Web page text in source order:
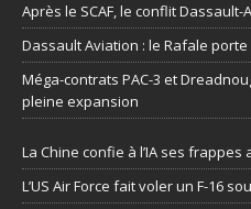
Après le SCAF, le conflit Dassault-
Dassault Aviation : le Rafale
Méga-contrats PAC-3 et
pleine expansion
La Chine confie à l’IA ses
L’US Air Force fait voler un F-16